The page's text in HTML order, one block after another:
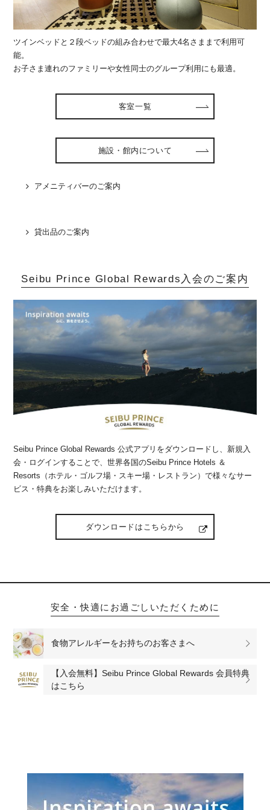
ツインベッドと２段ベッドの組み合わせで最大4名さままで利用可
能。
お子さま連れのファミリーや女性同士のグループ利用にも最適。
客室一覧
施設・館内について
アメニティバーのご案内
貸出品のご案内
Seibu Prince Global Rewards入会のご案内
Seibu Prince Global Rewards 公式アプリをダウンロードし、新規入
会・ログインすることで、世界各国のSeibu Prince Hotels ＆
Resorts（ホテル・ゴルフ場・スキー場・レストラン）で様々なサー
ビス・特典をお楽しみいただけます。
ダウンロードはこちらから
安全・快適にお過ごしいただくために
食物アレルギーをお持ちのお客さまへ
【入会無料】Seibu Prince Global Rewards 会員特典
はこちら